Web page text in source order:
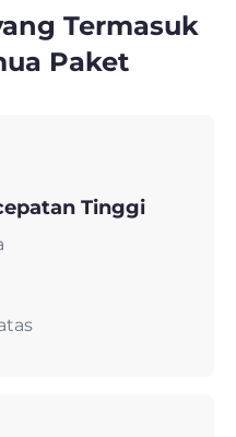
Termasuk
Paket
Tinggi